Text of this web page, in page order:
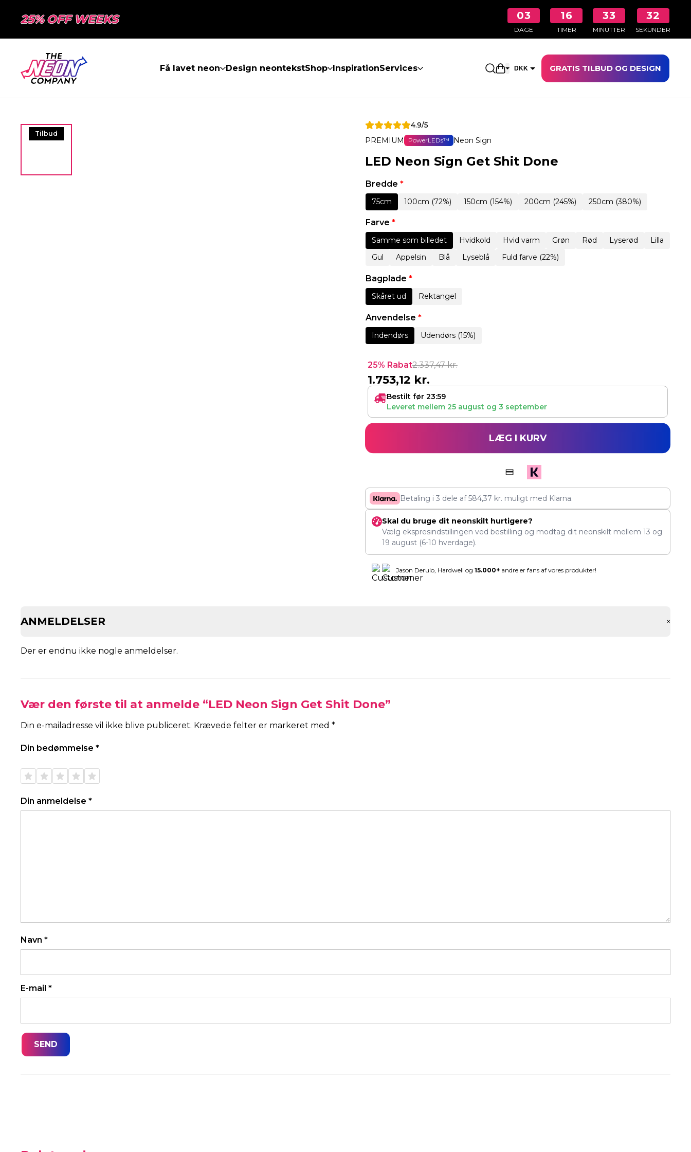
25% OFF WEEKS 03
DAGE
16
TIMER
33
MINUTTER
31
SEKUNDER
Få lavet neon Design neontekstShop InspirationServices Åbn indkøbskurven
DKK GRATIS TILBUD OG DESIGN
Tilbud
4.9/5
PREMIUM
PowerLEDs™ Neon Sign
LED Neon Sign Get Shit Done
Bredde *
75cm 100cm (72%) 150cm (154%) 200cm (245%) 250cm (380%)
Farve *
Samme som billedet Hvidkold Hvid varm Grøn Rød Lyserød
Lilla
Gul
Appelsin Blå Lyseblå Fuld farve (22%)
Bagplade *
Skåret ud Rektangel
Anvendelse *
Indendørs Udendørs (15%)
25% Rabat2.337,47kr.
1.753,12 kr.
Bestilt før 23:59
Leveret mellem 25 august og 3 september
LÆG I KURV
Betaling i 3 dele af584,37 kr. muligt med Klarna.
Skal du bruge dit neonskilt hurtigere?
Vælg ekspresindstillingen ved bestilling og modtag dit neonskilt mellem 13 og
19 august(6-10 hverdage).
Jason Derulo, Hardwell og 15.000+andre er fans af vores produkter!
ANMELDELSER +
Der er endnu ikke nogle anmeldelser.
Vær den første til at anmelde “LED Neon Sign Get Shit Done”
Din e-mailadresse vil ikke blive publiceret. Krævede felter er markeret med *
Din bedømmelse *
5
5
5
5
5
Din anmeldelse *
Navn *
E-mail *